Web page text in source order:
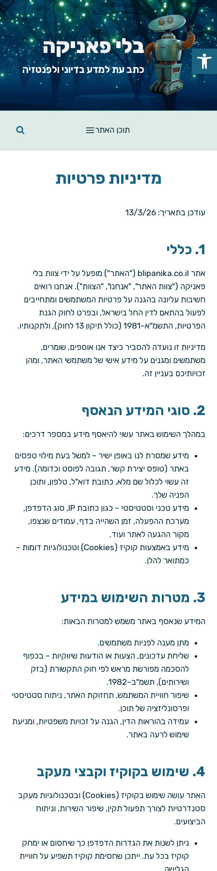
Skip
to
content
בלי פאניקה
כתב עת למדע בדיוני ולפנטזיה
תוכן האתר
מדיניות פרטיות
עודכן בתאריך: 13/3/26
1. כללי
אתר blipanika.co.il ("האתר") מופעל על ידי צוות בלי
פאניקה ("צוות האתר", "אנחנו", "הצוות"). אנחנו רואים
חשיבות עליונה בהגנה על פרטיות המשתמשים ומתחייבים
לפעול בהתאם לדין החל בישראל, ובפרט לחוק הגנת
הפרטיות, התשמ"א–1981 (כולל תיקון 13 לחוק), ולתקנותיו.
מדיניות זו נועדה להסביר כיצד אנו אוספים, שומרים,
משתמשים ומגנים על מידע אישי של משתמשי האתר, ומהן
זכויותיכם בעניין זה.
2. סוגי המידע הנאסף
במהלך השימוש באתר עשוי להיאסף מידע במספר דרכים:
מידע שמסרת לנו באופן ישיר – למשל בעת מילוי טפסים
באתר (טופס יצירת קשר, תגובה לפוסט וכדומה). מידע
זה עשוי לכלול שם מלא, כתובת דוא"ל, טלפון, ותוכן
הפניה שלך.
מידע טכני וסטטיסטי – כגון כתובת IP, סוג הדפדפן,
מערכת ההפעלה, זמן השהייה בדף, עמודים שנצפו,
מקור ההגעה לאתר ועוד.
מידע באמצעות קוקיז (Cookies) וטכנולוגיות דומות –
כמתואר להלן.
3. מטרות השימוש במידע
המידע שנאסף באתר משמש למטרות הבאות:
מתן מענה לפניות משתמשים.
שליחת עדכונים, הצעות או הודעות שיווקיות – בכפוף
להסכמה מפורשת מראש לפי חוק התקשורת (בזק
ושירותים), תשמ"ב–1982.
שיפור חוויית המשתמש, תחזוקת האתר, ניתוח סטטיסטי
ופרסונליזציה של תוכן.
עמידה בהוראות הדין, הגנה על זכויות משפטיות, ומניעת
שימוש לרעה באתר.
4. שימוש בקוקיז וקבצי מעקב
האתר עושה שימוש בקוקיז (Cookies) ובטכנולוגיות מעקב
סטנדרטיות לצורך תפעול תקין, שיפור השירות, וניתוח
הביצועים.
ניתן לשנות את הגדרות הדפדפן כך שיחסום או ימחק
קוקיז בכל עת. ייתכן שחסימת קוקיז תשפיע על חוויית
הגלישה.
פתח סרגל נגישות